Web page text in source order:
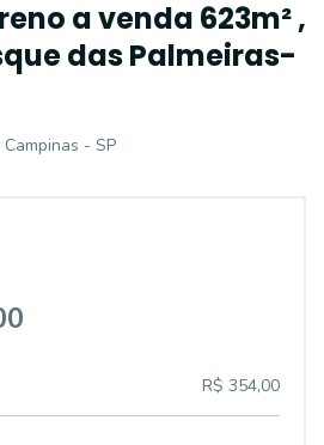
a venda 623m² ,
das Palmeiras-
- SP
R$ 354,00